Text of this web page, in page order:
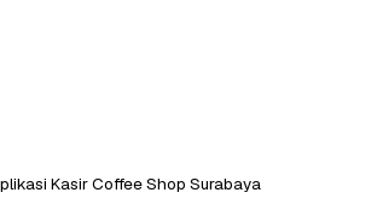
Kasir Coffee Shop Surabaya